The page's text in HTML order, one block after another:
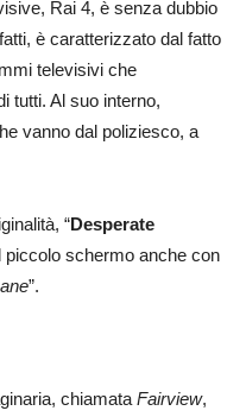
Rai 4, è senza dubbio
è caratterizzato dal fatto
televisivi che
tutti. Al suo interno,
vanno dal poliziesco, a
“Desperate
piccolo schermo anche con
”.
chiamata Fairview,